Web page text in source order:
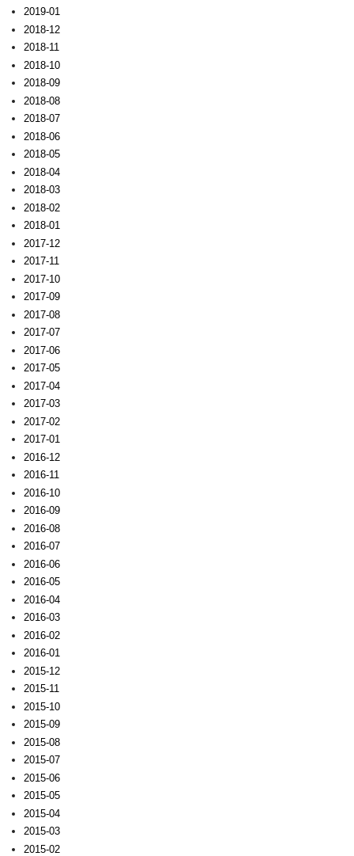
2019-01
2018-12
2018-11
2018-10
2018-09
2018-08
2018-07
2018-06
2018-05
2018-04
2018-03
2018-02
2018-01
2017-12
2017-11
2017-10
2017-09
2017-08
2017-07
2017-06
2017-05
2017-04
2017-03
2017-02
2017-01
2016-12
2016-11
2016-10
2016-09
2016-08
2016-07
2016-06
2016-05
2016-04
2016-03
2016-02
2016-01
2015-12
2015-11
2015-10
2015-09
2015-08
2015-07
2015-06
2015-05
2015-04
2015-03
2015-02